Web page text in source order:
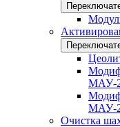
МАУ-
МАУ-
Очистка